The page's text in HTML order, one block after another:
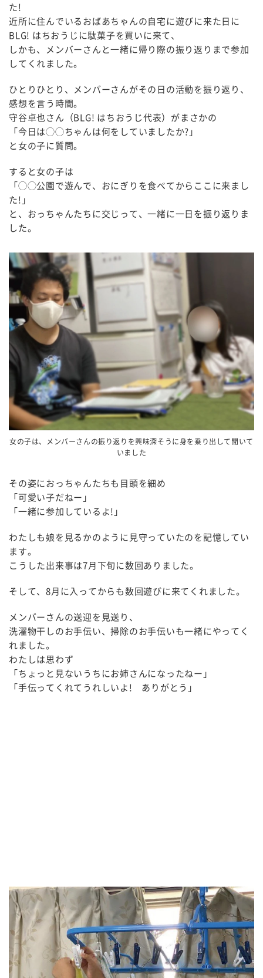
た!
近所に住んでいるおばあちゃんの自宅に遊びに来た日に
BLG! はちおうじに駄菓子を買いに来て、
しかも、メンバーさんと一緒に帰り際の振り返りまで参加
してくれました。
ひとりひとり、メンバーさんがその日の活動を振り返り、
感想を言う時間。
守谷卓也さん（BLG! はちおうじ代表）がまさかの
「今日は◯◯ちゃんは何をしていましたか?」
と女の子に質問。
すると女の子は
「◯◯公園で遊んで、おにぎりを食べてからここに来まし
た!」
と、おっちゃんたちに交じって、一緒に一日を振り返りま
した。
女の子は、メンバーさんの振り返りを興味深そうに身を乗り出して聞いて
いました
その姿におっちゃんたちも目頭を細め
「可愛い子だねー」
「一緒に参加しているよ!」
わたしも娘を見るかのように見守っていたのを記憶してい
ます。
こうした出来事は7月下旬に数回ありました。
そして、8月に入ってからも数回遊びに来てくれました。
メンバーさんの送迎を見送り、
洗濯物干しのお手伝い、掃除のお手伝いも一緒にやってく
れました。
わたしは思わず
「ちょっと見ないうちにお姉さんになったねー」
「手伝ってくれてうれしいよ! ありがとう」